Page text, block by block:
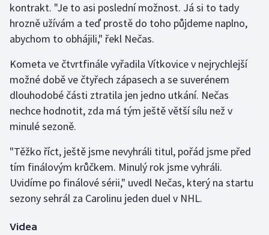
Golf
Gymnastika
Házená
Jezdectví
Judo
Krasobruslení
Lezení
kontrakt. "Je to asi poslední možnost. Já si to tady
hrozně užívám a teď prostě do toho půjdeme naplno,
abychom to obhájili," řekl Nečas.
Kometa ve čtvrtfinále vyřadila Vítkovice v nejrychlejší
možné době ve čtyřech zápasech a se suverénem
dlouhodobé části ztratila jen jedno utkání. Nečas
nechce hodnotit, zda má tým ještě větší sílu než v
minulé sezoně.
"Těžko říct, ještě jsme nevyhráli titul, pořád jsme před
tím finálovým krůčkem. Minulý rok jsme vyhráli.
Uvidíme po finálové sérii," uvedl Nečas, který na startu
sezony sehrál za Carolinu jeden duel v NHL.
Videa